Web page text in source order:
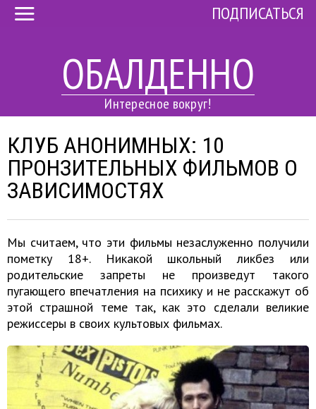
ОБАЛДЕННО
Интересное вокруг!
ПОДПИСАТЬСЯ
КЛУБ АНОНИМНЫХ: 10
ПРОНЗИТЕЛЬНЫХ ФИЛЬМОВ О
ЗАВИСИМОСТЯХ
Мы считаем, что эти фильмы незаслуженно получили
пометку 18+. Никакой школьный ликбез или
родительские запреты не произведут такого
пугающего впечатления на психику и не расскажут об
этой страшной теме так, как это сделали великие
режиссеры в своих культовых фильмах.